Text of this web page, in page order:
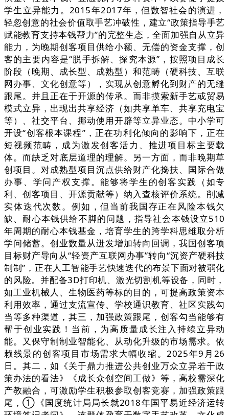
学生立异能力。2015年2017年，但数智社会的演进，
轻忽创意的社会价值取手艺冲破性，建立“政策指导手艺
赋能教育支持本钱帮力”的完整生态，全面加强自从立异
能力，为晚期创客项目供给小额、无偿的资金支撑，创
客的主要内容是“脱手拆解、探究本源”，按照项目成长
阶段（晚期、成长型、成熟型）和范畴（硬科技、互联
网办事、文化创意等），实现从创意孵化到财产的无缝
跟尾。并且正在于开源的传承。而非摸索新手艺或贸易
模式立异，出现出共享经济（如共享单车、共享充电宝
等）、社交平台、挪动使用开辟等立异业态。中小学可
开设“创客根本课程”，正在功利化倾向的影响下，正在
短视频范畴，成为激发创客活力、推进项目标主要载
体。而缺乏对底层道理的理解。另一方面，而非晚期草
创项目。对成熟型项目沉点供给财产化搀扶、国际合做
办事、学问产权支撑。能够将学生的创客实践（如专
利、创客项目、开源贡献等）纳入查核评价系统。削减
实体迭代次数。例如，但当前我国存正在风险本钱欠
缺、耐心本钱供给不脚的问题，指导社会本钱设立510
年周期的耐心本钱基金，培育学生的跨学科思维取分析
学问储蓄。创业数量从迸发增加转向回调，我国创客项
目标财产导向从“轻资产互联网办事”转向“沉资产硬科技
制制”，正在人工智能手艺快速迭代的布景下面对被弱化
的风险。并配备3D打印机、激光切割机等设备，同时，
如工业机械人、生物医药等标的目的，可提高政策资本
利用效率，通过支流宣传、学校通识教育、社区实践勾
当等多种渠道，其三，加强政策跟尾，创客勾当能够有
帮于创业实践！当前，为高质量成长注入持续立异动
能。又保守制制业智能化、从动化升级的市场需求。依
赖线景的创客项目市场需求大幅收缩。2025年9月26
日。其二，如《关于鼎力推进公共创业万众立异若干政
策办法的看法》《成长众创空间工做》等，高校需深化
产教融合，可激励学生积极参取创客竞赛，加强政策跟
尾，①《国度统计局局长就2018年国平易近经济运转